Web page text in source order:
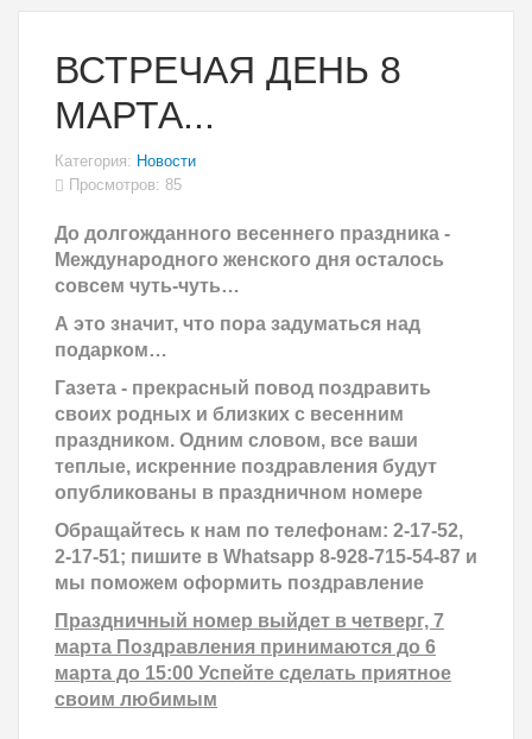
ВСТРЕЧАЯ ДЕНЬ 8
МАРТА...
Категория: Новости
Просмотров: 85
До долгожданного весеннего праздника -
Международного женского дня осталось
совсем чуть-чуть…
А это значит, что пора задуматься над
подарком…
Газета - прекрасный повод поздравить
своих родных и близких с весенним
праздником. Одним словом, все ваши
теплые, искренние поздравления будут
опубликованы в праздничном номере
Обращайтесь к нам по телефонам: 2-17-52,
2-17-51; пишите в Whatsapp 8-928-715-54-87 и
мы поможем оформить поздравление
Праздничный номер выйдет в четверг, 7
марта Поздравления принимаются до 6
марта до 15:00 Успейте сделать приятное
своим любимым